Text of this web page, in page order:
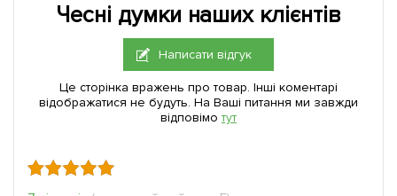
Чесні думки наших клієнтів
Написати відгук
Це сторінка вражень про товар. Інші коментарі
відображатися не будуть. На Ваші питання ми завжди
відповімо тут